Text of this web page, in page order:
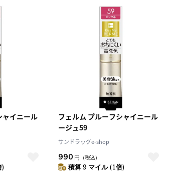
ャイニール
)
フェルム プルーフシャイニール
ージュ59
サンドラッグe-shop
990 円 （税込）
積算 9 マイル (1倍)